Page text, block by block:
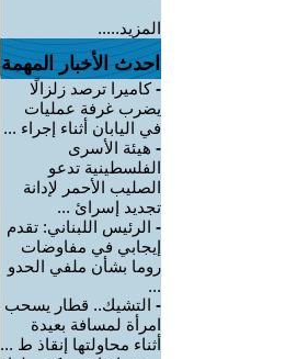
المزيد.....
احدث الأخبار المهمة
-كاميرا ترصد زلزالًا
يضرب غرفة عمليات
في اليابان أثناء إجراء ...
- هيئة الأسرى
الفلسطينية تدعو
الصليب الأحمر لإدانة
تجديد إسرائ ...
- الرئيس اللبناني: تقدم
إيجابي في مفاوضات
روما بشأن ملفي الحدو
...
- التشيك.. قطار يسحب
امرأة لمسافة بعيدة
أثناء محاولتها إنقاذ ط ...